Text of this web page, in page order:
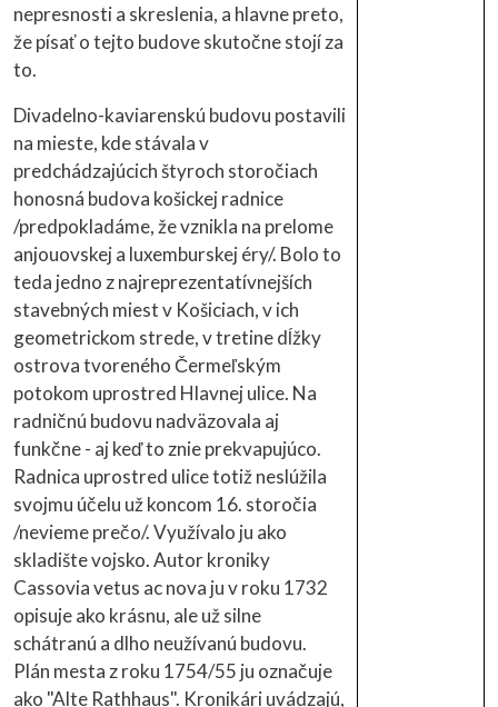
nepresnosti a skreslenia, a hlavne preto,
že písať o tejto budove skutočne stojí za
to.
Divadelno-kaviarenskú budovu postavili
na mieste, kde stávala v
predchádzajúcich štyroch storočiach
honosná budova košickej radnice
/predpokladáme, že vznikla na prelome
anjouovskej a luxemburskej éry/. Bolo to
teda jedno z najreprezentatívnejších
stavebných miest v Košiciach, v ich
geometrickom strede, v tretine dĺžky
ostrova tvoreného Čermeľským
potokom uprostred Hlavnej ulice. Na
radničnú budovu nadväzovala aj
funkčne - aj keď to znie prekvapujúco.
Radnica uprostred ulice totiž neslúžila
svojmu účelu už koncom 16. storočia
/nevieme prečo/. Využívalo ju ako
skladište vojsko. Autor kroniky
Cassovia vetus ac nova ju v roku 1732
opisuje ako krásnu, ale už silne
schátranú a dlho neužívanú budovu.
Plán mesta z roku 1754/55 ju označuje
ako "Alte Rathhaus". Kronikári uvádzajú,